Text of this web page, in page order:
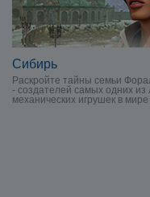
Сибирь
Раскройте тайны семьи
- создателей самых одних из
механических игрушек в мире